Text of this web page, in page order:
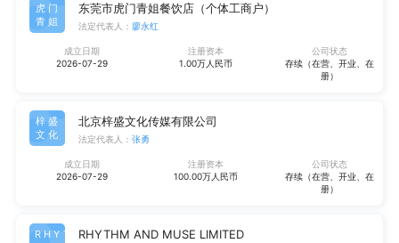
虎门
青姐
东莞市虎门青姐餐饮店（个体工商户）
法定代表人： 廖永红
成立日期
2026-07-29
注册资本
1.00万人民币
公司状态
存续（在营、开业、在
册）
梓盛
文化
北京梓盛文化传媒有限公司
法定代表人： 张勇
成立日期
2026-07-29
注册资本
100.00万人民币
公司状态
存续（在营、开业、在
册）
RHYT RHYTHM AND MUSE LIMITED